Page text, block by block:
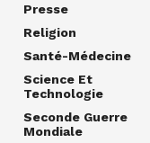
Presse
Religion
Santé-Médecine
Science Et
Technologie
Seconde Guerre
Mondiale